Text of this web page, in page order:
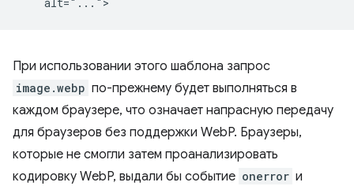
При использовании этого шаблона запрос
image.webp по-прежнему будет выполняться в
каждом браузере, что означает напрасную передачу
для браузеров без поддержки WebP. Браузеры,
которые не смогли затем проанализировать
кодировку WebP, выдали бы событие onerror и